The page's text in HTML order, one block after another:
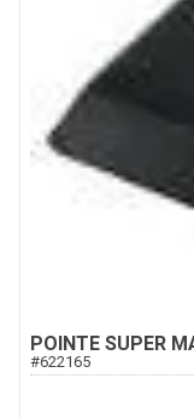
POINTE SUPER
#622165